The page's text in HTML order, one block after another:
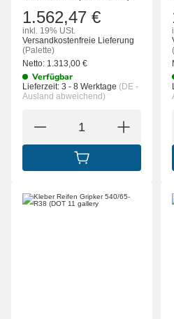
1.562,47 €
inkl. 19% USt.
Versandkostenfreie Lieferung
(Palette)
Netto: 1.313,00 €
Verfügbar
Lieferzeit: 3 - 8 Werktage (DE -
Ausland abweichend)
IN DEN WARENKORB